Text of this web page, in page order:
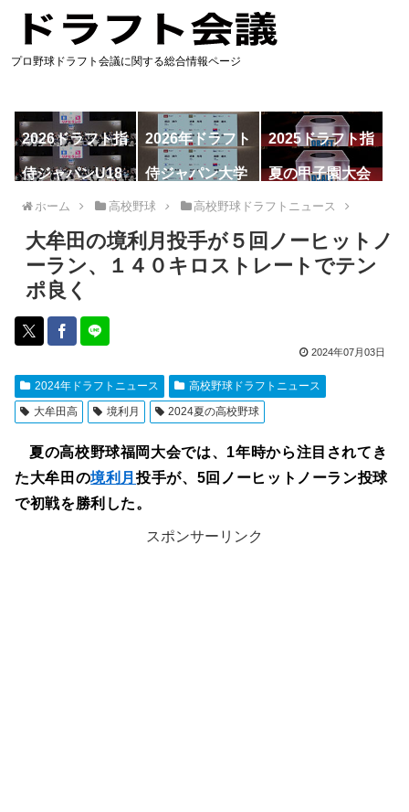
プロ野球ドラフト会議に関する総合情報ページ
2026ドラフト指
名予想
2026年ドラフト
候補
2025ドラフト指
名一覧
侍ジャパンU18
代表
侍ジャパン大学
代表
夏の甲子園大会
ホーム 高校野球 高校野球ドラフトニュース
大牟田の境利月投手が５回ノーヒットノ
ーラン、１４０キロストレートでテン
ポ良く
2024年07月03日
2024年ドラフトニュース
高校野球ドラフトニュース
大牟田高
境利月 2024夏の高校野球
夏の高校野球福岡大会では、1年時から注目されてき
た大牟田の境利月投手が、5回ノーヒットノーラン投球
で初戦を勝利した。
スポンサーリンク